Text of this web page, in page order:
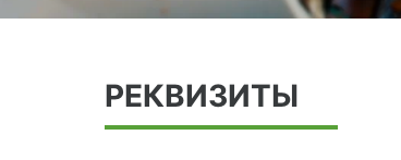
РЕКВИЗИТЫ